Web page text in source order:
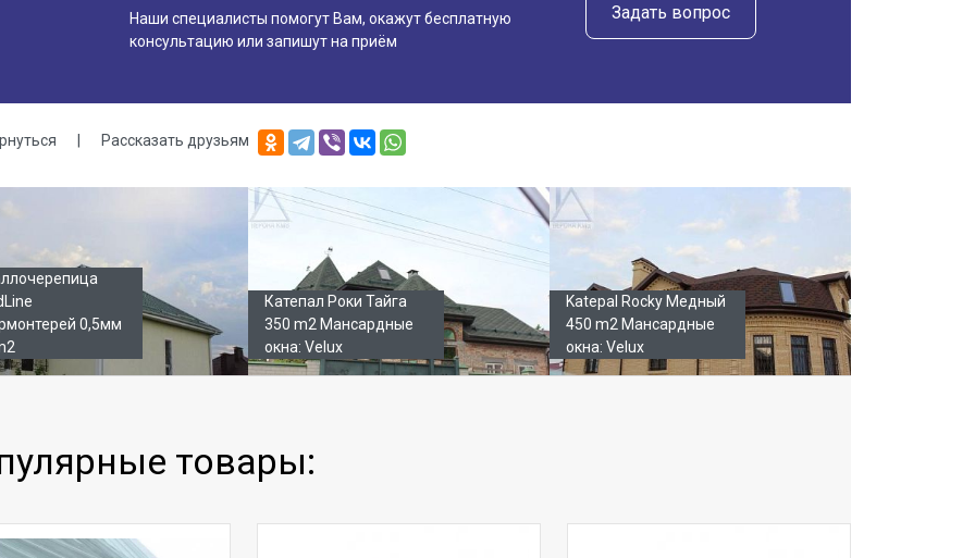
Наши специалисты помогут Вам, окажут бесплатную
консультацию или запишут на приём
Задать вопрос
| Рассказать друзьям
0,5мм
Катепал Роки Тайга
350 m2 Мансардные
окна: Velux
Katepal Rocky Медный
450 m2 Мансардные
окна: Velux
товары: